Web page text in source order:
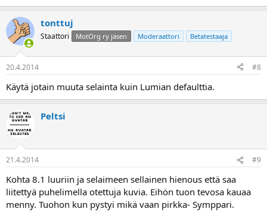
tonttuj
Staattori MotOrg ry jäsen Moderaattori Betatestaaja
20.4.2014 #8
Käytä jotain muuta selainta kuin Lumian defaulttia.
Peltsi
21.4.2014 #9
Kohta 8.1 luuriin ja selaimeen sellainen hienous että saa
liitettyä puhelimella otettuja kuvia. Eihön tuon tevosa kauaa
menny. Tuohon kun pystyi mikä vaan pirkka- Symppari.